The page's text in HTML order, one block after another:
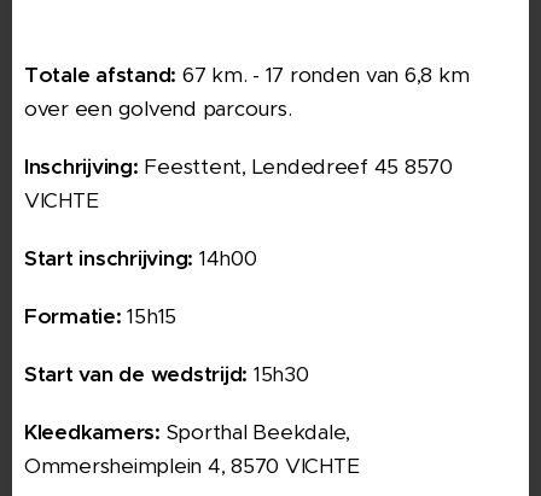
Totale afstand: 67 km. - 17 ronden van 6,8 km
over een golvend parcours.
Inschrijving: Feesttent, Lendedreef 45 8570
VICHTE
Start inschrijving: 14h00
Formatie: 15h15
Start van de wedstrijd: 15h30
Kleedkamers: Sporthal Beekdale,
Ommersheimplein 4, 8570 VICHTE